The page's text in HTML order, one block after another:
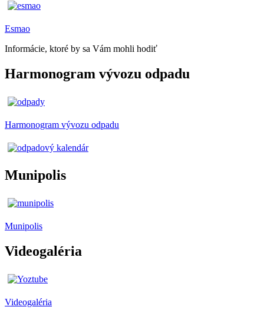
Esmao
Informácie, ktoré by sa Vám mohli hodiť
Harmonogram vývozu odpadu
Harmonogram vývozu odpadu
Munipolis
Munipolis
Videogaléria
Videogaléria